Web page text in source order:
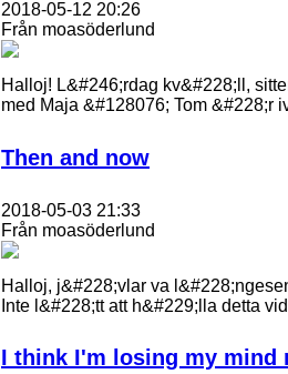
2018-05-12 20:26
Från moasöderlund
Halloj! L&#246;rdag kv&#228;ll,
med Maja &#128076; Tom &#228;r
Then and now
2018-05-03 21:33
Från moasöderlund
Halloj, j&#228;vlar va
Inte l&#228;tt att h&#229;lla detta
I think I'm losing my mind